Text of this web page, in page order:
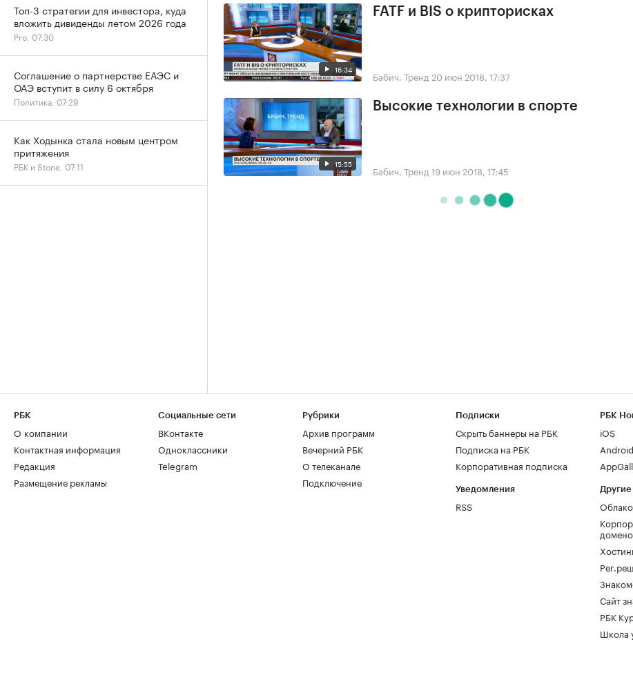
16:34
FATF и BIS о крипторисках
Бабич. Тренд 20 июн 2018, 17:37
15:55
Высокие технологии в спорте
Бабич. Тренд 19 июн 2018, 17:45
Топ-3 стратегии для инвестора, куда
вложить дивиденды летом 2026 года
Pro, 07:30
Соглашение о партнерстве ЕАЭС и
ОАЭ вступит в силу 6 октября
Политика, 07:29
Как Ходынка стала новым центром
притяжения
РБК и Stone, 07:11
РБК
О компании
Контактная информация
Редакция
Размещение рекламы
Социальные сети
ВКонтакте
Одноклассники
Telegram
Рубрики
Архив программ
Вечерний РБК
О телеканале
Подключение
Подписки
Скрыть баннеры на РБК
Подписка на РБК
Корпоративная подписка
Уведомления
RSS
РБК
iOS
Android
Сайт
РБК
Школа